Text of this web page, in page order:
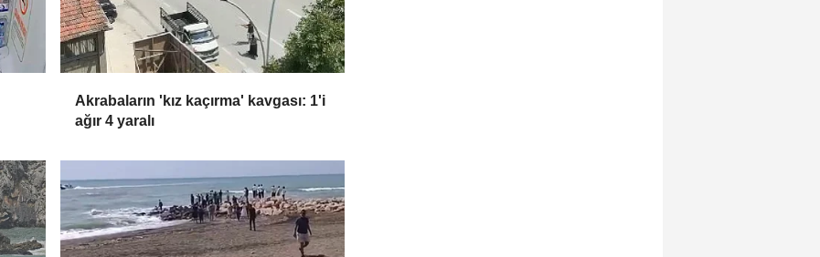
Akrabaların 'kız kaçırma' kavgası: 1'i
ağır 4 yaralı